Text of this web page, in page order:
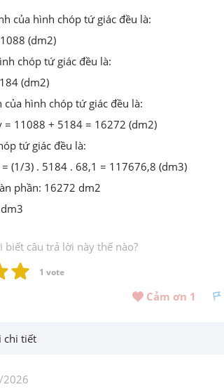
của hình chóp tứ giác đều là:
(dm2)
chóp tứ giác đều là:
(dm2)
hình chóp tứ giác đều là:
= 11088 + 5184 = 16272 (dm2)
tứ giác đều là:
= (1/3) . 5184 . 68,1 = 117676,8 (dm3)
phần: 16272 dm2
câu trả lời này thế nào?
1 vote
Cảm ơn 1
chi tiết